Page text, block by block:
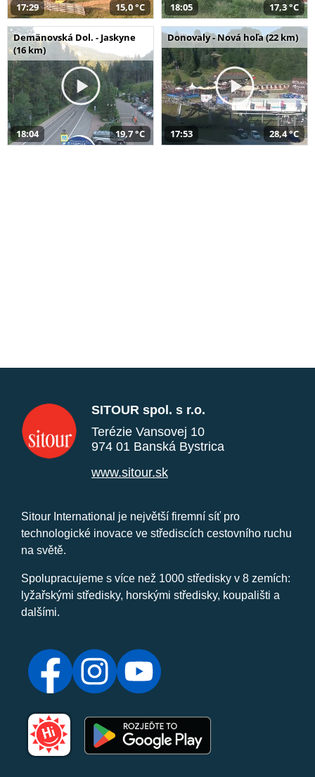
17:29 15,0 °C 18:05 17,3 °C
Demänovská Dol. - Jaskyne
(16 km)
18:04 19,7 °C
Donovaly - Nová hoľa (22 km)
17:53 28,4 °C
SITOUR spol. s r.o.
Terézie Vansovej 10
974 01 Banská Bystrica
www.sitour.sk
Sitour International je největší firemní síť pro
technologické inovace ve střediscích cestovního ruchu
na světě.
Spolupracujeme s více než 1000 středisky v 8 zemích:
lyžařskými středisky, horskými středisky, koupališti a
dalšími.